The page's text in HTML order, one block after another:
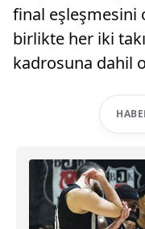
final eşleşmesini
birlikte her iki
kadrosuna dahil